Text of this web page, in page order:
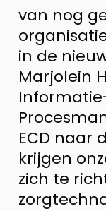
van nog
in de
Marjolein
ECD naar
krijgen
zich te